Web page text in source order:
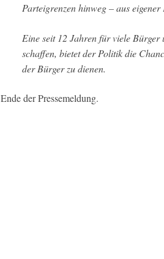
Parteigrenzen hinweg – aus
Eine seit 12 Jahren für viele Bürger
schaffen, bietet der Politik die
der Bürger zu dienen.
Ende der Pressemeldung.